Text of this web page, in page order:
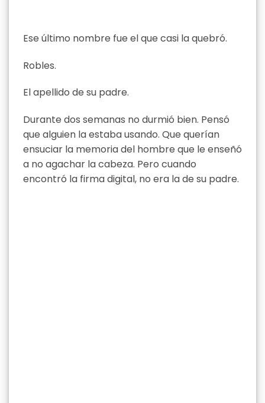
Ese último nombre fue el que casi la quebró.
Robles.
El apellido de su padre.
Durante dos semanas no durmió bien. Pensó
que alguien la estaba usando. Que querían
ensuciar la memoria del hombre que le enseñó
a no agachar la cabeza. Pero cuando
encontró la firma digital, no era la de su padre.